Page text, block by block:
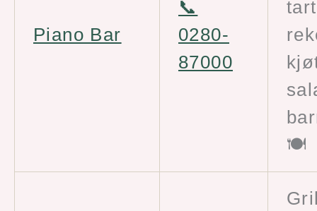
Piano Bar
📞
0280-
87000
🍽️